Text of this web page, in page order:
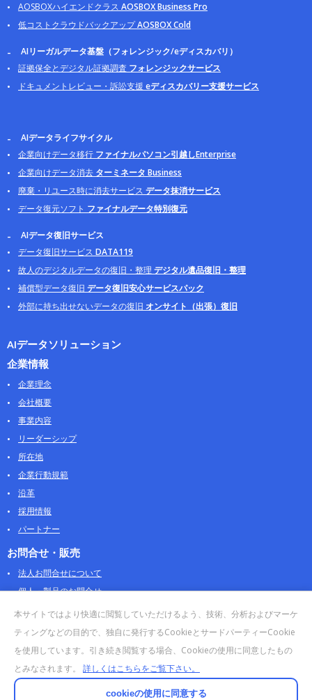
AOSBOXハイエンドクラス AOSBOX Business Pro
低コストクラウドバックアップAOSBOX Cold
AIリーガルデータ基盤（フォレンジック/eディスカバリ）
証拠保全とデジタル証拠調査 フォレンジックサービス
ドキュメントレビュー・訴訟支援 eディスカバリー支援サービス
AIデータライフサイクル
企業向けデータ移行 ファイナルパソコン引越しEnterprise
企業向けデータ消去 ターミネータ Business
廃棄・リユース時に消去サービス データ抹消サービス
データ復元ソフト ファイナルデータ特別復元
AIデータ復旧サービス
データ復旧サービス DATA119
故人のデジタルデータの復旧・整理 デジタル遺品復旧・整理
補償型データ復旧 データ復旧安心サービスパック
外部に持ち出せないデータの復旧 オンサイト（出張）復旧
AIデータソリューション
企業情報
企業理念
会社概要
事業内容
リーダーシップ
所在地
企業行動規範
沿革
採用情報
パートナー
お問合せ・販売
法人お問合せについて
個人・製品のお問合せ
AOSストア
クラウドデータカンパニー 法人向けガイド
販売終了・サポート終了製品
本サイトではより快適に閲覧していただけるよう、技術、分析およびマーケ
ティングなどの目的で、独自に発行するCookieとサードパーティーCookie
を使用しています。引き続き閲覧する場合、Cookieの使用に同意したもの
とみなされます。 詳しくはこちらをご覧下さい。
cookieの使用に同意する